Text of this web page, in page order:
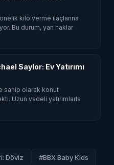
kilo verme ilaçlarına
Bu durum, yan haklar
Saylor: Ev Yatırımı
sahip olarak konut
Uzun vadeli yatırımlarla
Döviz #BBX Baby Kids